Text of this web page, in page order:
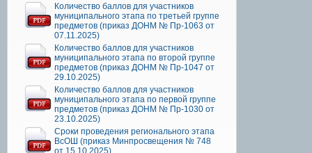
Количество баллов для участников
муниципального этапа по третьей группе
предметов (приказ ДОНМ № Пр-1063 от
07.11.2025)
Количество баллов для участников
муниципального этапа по второй группе
предметов (приказ ДОНМ № Пр-1047 от
29.10.2025)
Количество баллов для участников
муниципального этапа по первой группе
предметов (приказ ДОНМ № Пр-1030 от
23.10.2025)
Сроки проведения регионального этапа
ВсОШ (приказ Минпросвещения № 748
от 15.10.2025)